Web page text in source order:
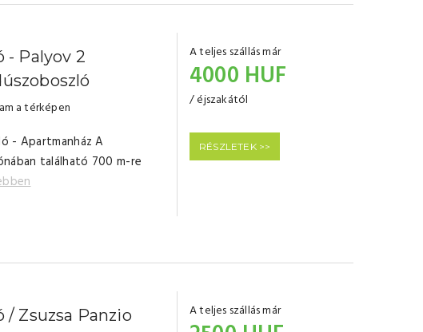
- Palyov 2
a térképen
- Apartmanház A
található 700 m-re
A teljes szállás már
4000 HUF
/ éjszakától
RÉSZLETEK >>
/ Zsuzsa Panzio
A teljes szállás már